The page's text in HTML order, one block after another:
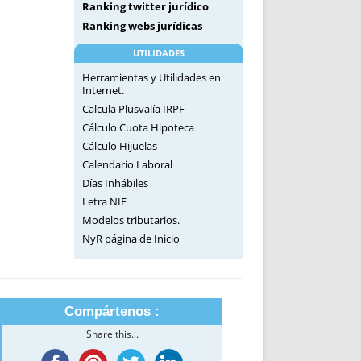
Ranking twitter jurídico
Ranking webs jurídicas
UTILIDADES
Herramientas y Utilidades en
Internet.
Calcula Plusvalía IRPF
Cálculo Cuota Hipoteca
Cálculo Hijuelas
Calendario Laboral
Días Inhábiles
Letra NIF
Modelos tributarios.
NyR página de Inicio
Compártenos :
Share this...